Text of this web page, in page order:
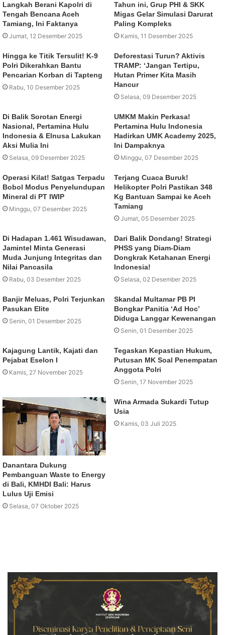
Langkah Berani Kapolri di
Tengah Bencana Aceh
Tamiang, Ini Faktanya
Jumat, 12 Desember 2025
Tahun ini, Grup PHI & SKK
Migas Gelar Simulasi Darurat
Paling Kompleks
Kamis, 11 Desember 2025
Hingga ke Titik Tersulit! K-9
Polri Dikerahkan Bantu
Pencarian Korban di Tapteng
Rabu, 10 Desember 2025
Deforestasi Turun? Aktivis
TRAMP: ‘Jangan Tertipu,
Hutan Primer Kita Masih
Hancur
Selasa, 09 Desember 2025
Di Balik Sorotan Energi
Nasional, Pertamina Hulu
Indonesia & Elnusa Lakukan
Aksi Mulia Ini
Selasa, 09 Desember 2025
UMKM Makin Perkasa!
Pertamina Hulu Indonesia
Hadirkan UMK Academy 2025,
Ini Dampaknya
Minggu, 07 Desember 2025
Operasi Kilat! Satgas Terpadu
Bobol Modus Penyelundupan
Mineral di PT IWIP
Minggu, 07 Desember 2025
Terjang Cuaca Buruk!
Helikopter Polri Pastikan 348
Kg Bantuan Sampai ke Aceh
Tamiang
Jumat, 05 Desember 2025
Di Hadapan 1.461 Wisudawan,
Jamintel Minta Generasi
Muda Junjung Integritas dan
Nilai Pancasila
Rabu, 03 Desember 2025
Dari Balik Dondang! Strategi
PHSS yang Diam-Diam
Dongkrak Ketahanan Energi
Indonesia!
Selasa, 02 Desember 2025
Banjir Meluas, Polri Terjunkan
Pasukan Elite
Senin, 01 Desember 2025
Skandal Multamar PB PI
Bongkar Panitia ‘Ad Hoc’
Diduga Langgar Kewenangan
Senin, 01 Desember 2025
Kajagung Lantik, Kajati dan
Pejabat Eselon I
Kamis, 27 November 2025
Tegaskan Kepastian Hukum,
Putusan MK Soal Penempatan
Anggota Polri
Senin, 17 November 2025
Danantara Dukung
Pembanguan Waste to Energy
di Bali, KMHDI Bali: Harus
Lulus Uji Emisi
Selasa, 07 Oktober 2025
Wina Armada Sukardi Tutup
Usia
Kamis, 03 Juli 2025